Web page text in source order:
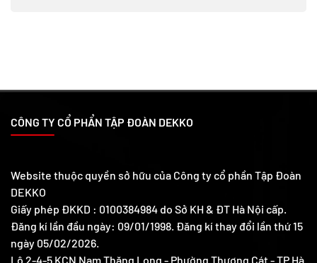
CÔNG TY CỔ PHẨN TẬP ĐOÀN DEKKO
Website thuộc quyền sở hữu của Công ty cổ phần Tập Đoàn
DEKKO
Giấy phép ĐKKD : 0100384984 do Sở KH & ĐT Hà Nội cấp.
Đăng kí lần đầu ngày: 09/01/1998. Đăng kí thay đổi lần thứ 15
ngày 05/02/2026.
Lô 2-4-5 KCN Nam Thăng Long - Phường Thượng Cát - TP Hà